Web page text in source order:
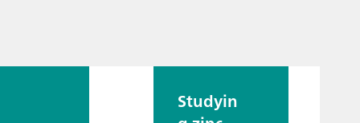
Studyin